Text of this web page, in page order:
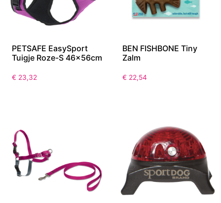
PETSAFE EasySport
Tuigje Roze-S 46x56cm
€ 23,32
BEN FISHBONE Tiny
Zalm
€ 22,54